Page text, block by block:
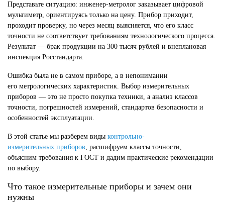
Представьте ситуацию: инженер-метролог заказывает цифровой
мультиметр, ориентируясь только на цену. Прибор приходит,
проходит проверку, но через месяц выясняется, что его класс
точности не соответствует требованиям технологического процесса.
Результат — брак продукции на 300 тысяч рублей и внеплановая
инспекция Росстандарта.
Ошибка была не в самом приборе, а в непонимании
его метрологических характеристик. Выбор измерительных
приборов — это не просто покупка техники, а анализ классов
точности, погрешностей измерений, стандартов безопасности и
особенностей эксплуатации.
В этой статье мы разберем виды контрольно-
измерительных приборов, расшифруем классы точности,
объясним требования к ГОСТ и дадим практические рекомендации
по выбору.
Что такое измерительные приборы и зачем они
нужны